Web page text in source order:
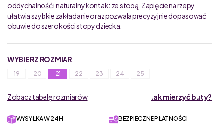
oddychalność i naturalny kontakt ze stopą. Zapięcie na rzepy
ułatwia szybkie zakładanie oraz pozwala precyzyjnie dopasować
obuwie do szerokości stopy dziecka.
WYBIERZ ROZMIAR
19 20 21 22 23 24 25
Zobacz tabelę rozmiarów Jak mierzyć buty?
WYSYŁKA W 24H BEZPIECZNE PŁATNOŚCI